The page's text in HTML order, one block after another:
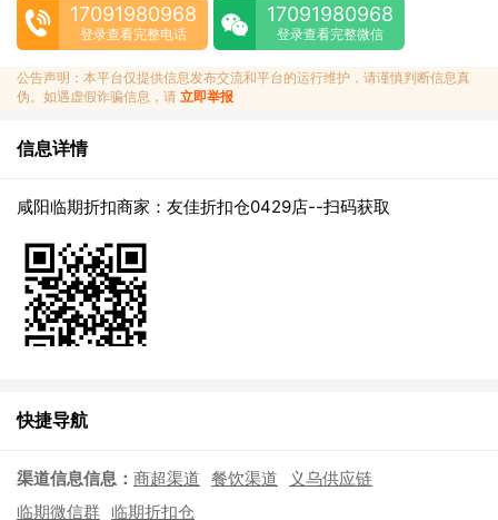
17091980968
登录查看完整电话
17091980968
登录查看完整微信
公告声明：本平台仅提供信息发布交流和平台的运行维护，请谨慎判断信息真
伪。如遇虚假诈骗信息，请 立即举报
信息详情
咸阳临期折扣商家：友佳折扣仓0429店--扫码获取
快捷导航
渠道信息信息： 商超渠道 餐饮渠道
义乌供应链
临期微信群 临期折扣仓